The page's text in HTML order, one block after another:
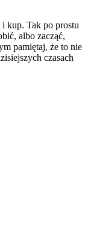
kup. Tak po prostu
albo zacząć,
pamiętaj, że to nie
czasach